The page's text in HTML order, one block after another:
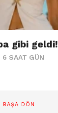
gibi geldi!
6 SAAT GÜN
BAŞA DÖN